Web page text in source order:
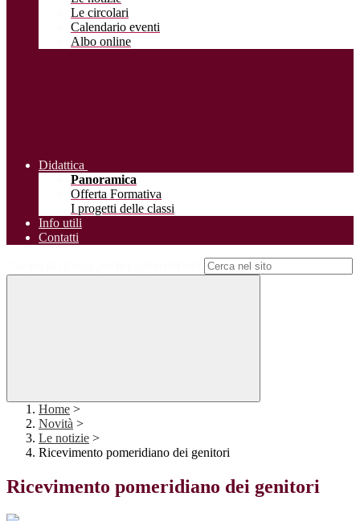
Le circolari
Calendario eventi
Albo online
Didattica
Panoramica
Offerta Formativa
I progetti delle classi
Info utili
Contatti
Home >
Novità >
Le notizie >
Ricevimento pomeridiano dei genitori
Ricevimento pomeridiano dei genitori